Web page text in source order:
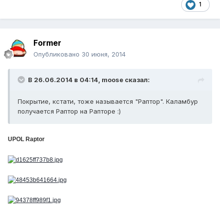
1
Former
Опубликовано 30 июня, 2014
В 26.06.2014 в 04:14, moose сказал:
Покрытие, кстати, тоже называется "Раптор". Каламбур
получается Раптор на Рапторе :)
UPOL Raptor